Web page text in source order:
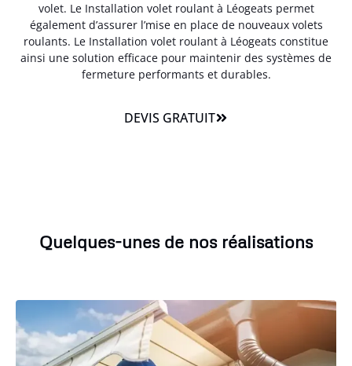
volet. Le Installation volet roulant à Léogeats permet
également d’assurer l’mise en place de nouveaux volets
roulants. Le Installation volet roulant à Léogeats constitue
ainsi une solution efficace pour maintenir des systèmes de
fermeture performants et durables.
DEVIS GRATUIT
Quelques-unes de nos réalisations